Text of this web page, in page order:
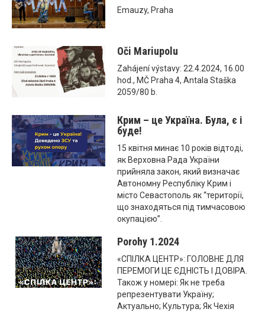
Emauzy, Praha
Oči Mariupolu
Zahájení výstavy: 22.4.2024, 16.00
hod., MČ Praha 4, Antala Staška
2059/80 b.
Крим – це Україна. Була, є і
буде!
15 квітня минає 10 років відтоді,
як Верховна Рада України
прийняла закон, який визначає
Автономну Республіку Крим і
місто Севастополь як “території,
що знаходяться під тимчасовою
окупацією”.
Porohy 1.2024
«СПІЛКА ЦЕНТР»: ГОЛОВНЕ ДЛЯ
ПЕРЕМОГИ ЦЕ ЄДНІСТЬ І ДОВІРА.
Також у номері: Як не треба
репрезентувати Україну;
Актуально; Культура; Як Чехія